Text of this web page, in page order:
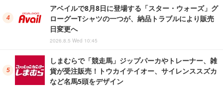
アベイルで8月8日に登場する「スター・ウォーズ」グ
ローグーTシャツの一つが、納品トラブルにより販売
日変更へ
2026.8.5 Wed 10:45
しまむらで「競走馬」ジップパーカやトレーナー、雑
貨が受注販売！トウカイテイオー、サイレンススズカ
など名馬5頭をデザイン